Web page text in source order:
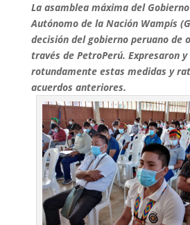
La asamblea máxima del
Autónomo de la Nación Wampís
decisión del gobierno peruano de
través de PetroPerú. Expresaron
rotundamente estas medidas y
acuerdos anteriores.